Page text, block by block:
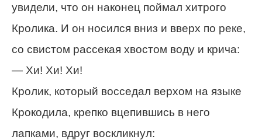
увидели, что он наконец поймал хитрого
Кролика. И он носился вниз и вверх по реке,
со свистом рассекая хвостом воду и крича:
— Хи! Хи! Хи!
Кролик, который восседал верхом на языке
Крокодила, крепко вцепившись в него
лапками, вдруг воскликнул: